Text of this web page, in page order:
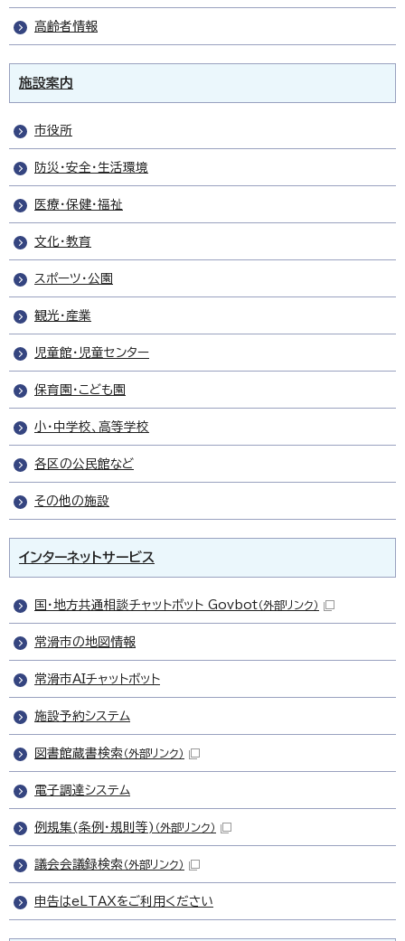
高齢者情報
施設案内
市役所
防災・安全・生活環境
医療・保健・福祉
文化・教育
スポーツ・公園
観光・産業
児童館・児童センター
保育園・こども園
小・中学校、高等学校
各区の公民館など
その他の施設
インターネットサービス
国・地方共通相談チャットボット Govbot（外部リンク）
常滑市の地図情報
常滑市AIチャットボット
施設予約システム
図書館蔵書検索 （外部リンク）
電子調達システム
例規集(条例・規則等) （外部リンク）
議会会議録検索 （外部リンク）
申告はeLTAXをご利用ください